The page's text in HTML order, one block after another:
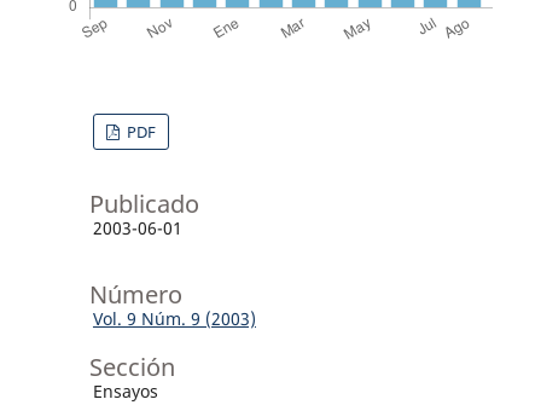
PDF
Publicado
2003-06-01
Número
Vol. 9 Núm. 9 (2003)
Sección
Ensayos